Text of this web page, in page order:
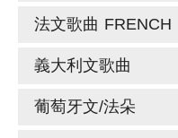
法文歌曲 FRENCH
義大利文歌曲
葡萄牙文/法朵